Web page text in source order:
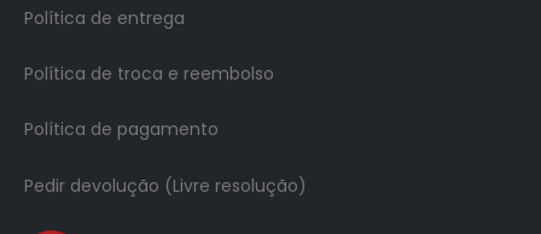
Política de entrega
Política de troca e reembolso
Política de pagamento
Pedir devolução (Livre resolução)